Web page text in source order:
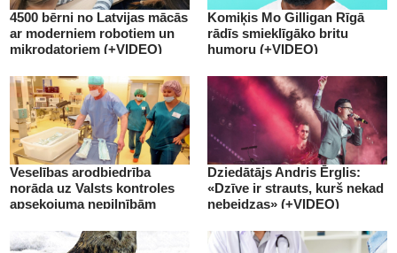
4500 bērni no Latvijas mācās
ar moderniem robotiem un
mikrodatoriem (+VIDEO)
Komiķis Mo Gilligan Rīgā
rādīs smieklīgāko britu
humoru (+VIDEO)
Veselības arodbiedrība
norāda uz Valsts kontroles
apsekojuma nepilnībām
Dziedātājs Andris Ērglis:
«Dzīve ir strauts, kurš nekad
nebeidzas» (+VIDEO)